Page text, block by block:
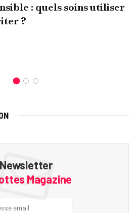
: quels soins utiliser
?
Newsletter
Magazine